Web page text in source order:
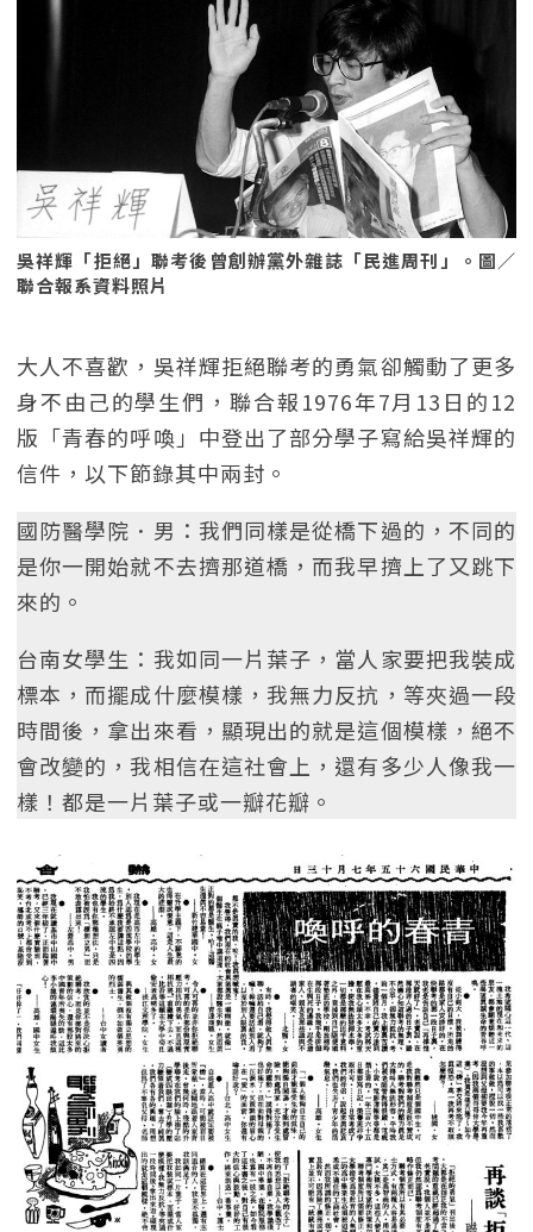
吳祥輝「拒絕」聯考後曾創辦黨外雜誌「民進周刊」。圖／
聯合報系資料照片
大人不喜歡，吳祥輝拒絕聯考的勇氣卻觸動了更多
身不由己的學生們，聯合報1976年7月13日的12
版「青春的呼喚」中登出了部分學子寫給吳祥輝的
信件，以下節錄其中兩封。
國防醫學院．男：我們同樣是從橋下過的，不同的
是你一開始就不去擠那道橋，而我早擠上了又跳下
來的。
台南女學生：我如同一片葉子，當人家要把我裝成
標本，而擺成什麼模樣，我無力反抗，等夾過一段
時間後，拿出來看，顯現出的就是這個模樣，絕不
會改變的，我相信在這社會上，還有多少人像我一
樣！都是一片葉子或一瓣花瓣。